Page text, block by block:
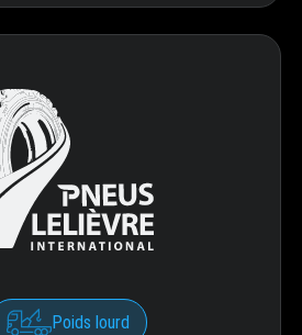
Poids lourd